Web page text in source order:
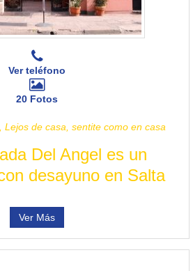
Ver teléfono
20 Fotos
Lejos de casa, sentite como en casa
Del Angel es un
desayuno en Salta
Ver Más